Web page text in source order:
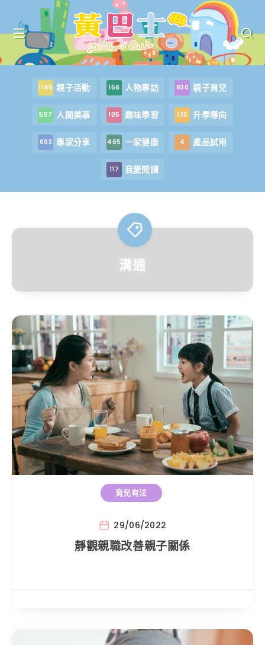
1145 親子活動 156 人物專訪 930 親子育兒
557 人間美事 105 趣味學習 135 升學導向
693 專家分享 465 一家健康 4 產品試用
117 我愛閱讀
溝通
育兒有法
29/06/2022
靜觀親職改善親子關係